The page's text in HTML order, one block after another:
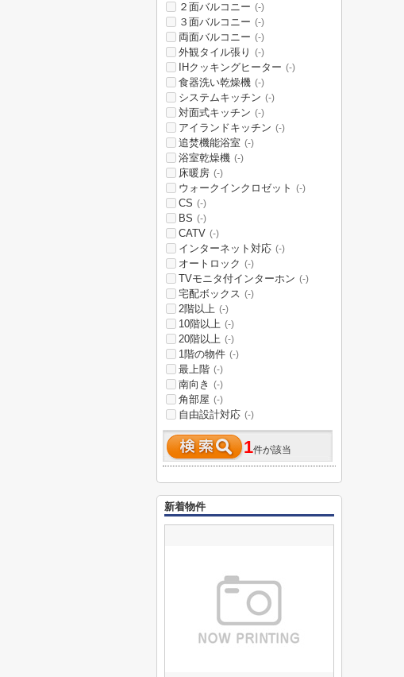
２面バルコニー (-)
３面バルコニー (-)
両面バルコニー (-)
外観タイル張り (-)
IHクッキングヒーター (-)
食器洗い乾燥機 (-)
システムキッチン (-)
対面式キッチン (-)
アイランドキッチン (-)
追焚機能浴室 (-)
浴室乾燥機 (-)
床暖房 (-)
ウォークインクロゼット (-)
CS (-)
BS (-)
CATV (-)
インターネット対応 (-)
オートロック (-)
TVモニタ付インターホン (-)
宅配ボックス (-)
2階以上 (-)
10階以上 (-)
20階以上 (-)
1階の物件 (-)
最上階 (-)
南向き (-)
角部屋 (-)
自由設計対応 (-)
1件が該当
新着物件